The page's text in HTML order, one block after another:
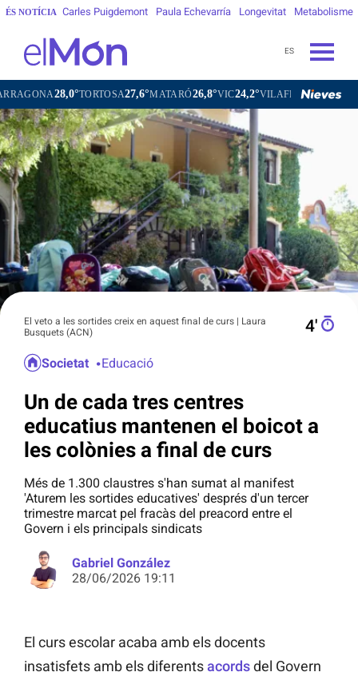
ÉS NOTÍCIA Carles Puigdemont Paula Echevarría Longevitat Metabolisme
ES
28,0°TORTOSA27,6°MATARÓ26,8°VIC24,2°VILAFRANCA DEL PENEDÈS
El veto a les sortides creix en aquest final de curs | Laura
Busquets (ACN)
4′
Societat Educació
Un de cada tres centres
educatius mantenen el boicot a
les colònies a final de curs
Més de 1.300 claustres s'han sumat al manifest
'Aturem les sortides educatives' després d'un tercer
trimestre marcat pel fracàs del preacord entre el
Govern i els principals sindicats
Gabriel González
28/06/2026 19:11
El curs escolar acaba amb els docents
insatisfets amb els diferentsacordsdel Govern